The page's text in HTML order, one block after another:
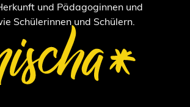
und Pädagoginnen und
Schülerinnen und Schülern.